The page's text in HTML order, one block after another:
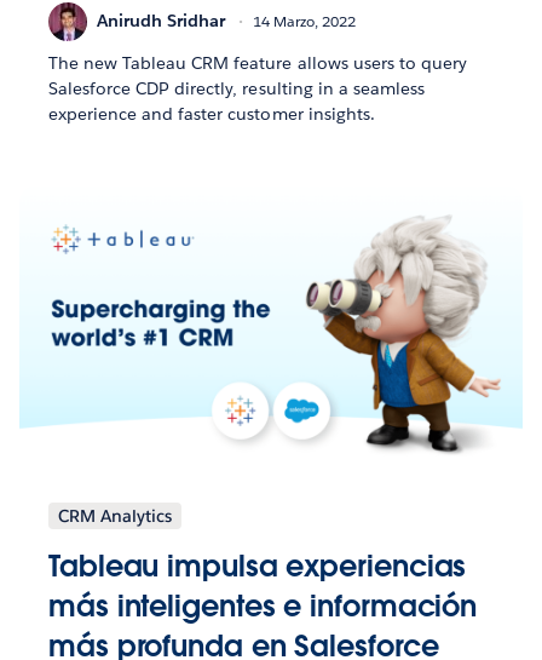
Anirudh Sridhar 14 Marzo, 2022
The new Tableau CRM feature allows users to query
Salesforce CDP directly, resulting in a seamless
experience and faster customer insights.
CRM Analytics
Tableau impulsa experiencias
más inteligentes e información
más profunda en Salesforce